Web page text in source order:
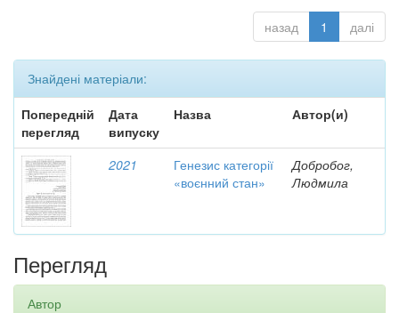
назад 1 далі
Знайдені матеріали:
Попередній
перегляд
Дата
випуску
Назва Автор(и)
2021
Генезис категорії
«воєнний стан»
Добробог,
Людмила
Перегляд
Автор